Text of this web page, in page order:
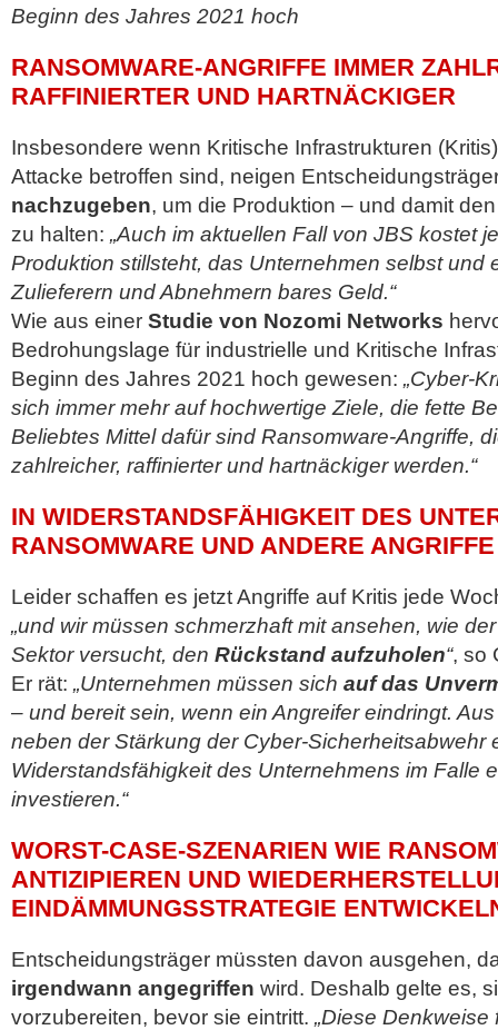
Beginn des Jahres 2021 hoch
RANSOMWARE-ANGRIFFE IMMER
RAFFINIERTER UND HARTNÄCKIGER
Insbesondere wenn Kritische Infrastrukturen
Attacke betroffen sind, neigen
nachzugeben, um die Produktion – und damit
zu halten: „Auch im aktuellen Fall von JBS kostet
Produktion stillsteht, das Unternehmen selbst und
Zulieferern und Abnehmern bares Geld.“
Wie aus einer Studie von Nozomi Networks
Bedrohungslage für industrielle und Kritische
Beginn des Jahres 2021 hoch gewesen: „Cyber-
sich immer mehr auf hochwertige Ziele, die fette
Beliebtes Mittel dafür sind Ransomware-Angriffe,
zahlreicher, raffinierter und hartnäckiger werden.“
IN WIDERSTANDSFÄHIGKEIT DES
RANSOMWARE UND ANDERE
Leider schaffen es jetzt Angriffe auf Kritis jede
„und wir müssen schmerzhaft mit ansehen, wie
Sektor versucht, den Rückstand aufzuholen“, so
Er rät: „Unternehmen müssen sich auf das
– und bereit sein, wenn ein Angreifer eindringt.
neben der Stärkung der Cyber-Sicherheitsabwehr
Widerstandsfähigkeit des Unternehmens im Falle
investieren.“
WORST-CASE-SZENARIEN WIE
ANTIZIPIEREN UND
EINDÄMMUNGSSTRATEGIE
Entscheidungsträger müssten davon ausgehen,
irgendwann angegriffen wird. Deshalb gelte es,
vorzubereiten, bevor sie eintritt. „Diese